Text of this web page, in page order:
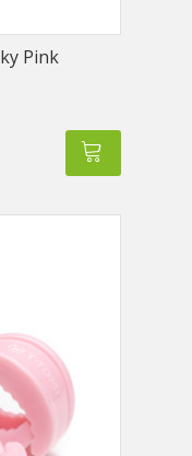
Pink